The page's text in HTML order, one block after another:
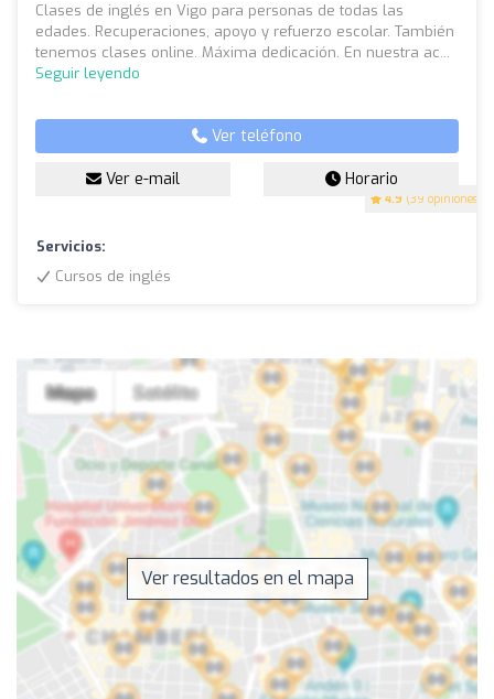
4.9 (39 opiniones)
Clases de inglés en Vigo para personas de todas las
edades. Recuperaciones, apoyo y refuerzo escolar. También
tenemos clases online. Máxima dedicación. En nuestra ac...
Seguir leyendo
Ver teléfono
Ver e-mail Horario
Servicios:
Cursos de inglés
Ver resultados en el mapa